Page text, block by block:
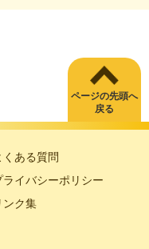
ページの先頭へ
戻る
くある質問
ライバシーポリシー
ンク集